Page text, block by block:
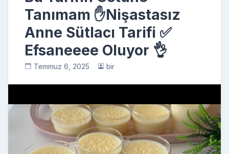
Tanımam ✋Nişastasız
Anne Sütlacı Tarifi ✅
Efsaneeee Oluyor 👌
Temmuz 6, 2025 bir